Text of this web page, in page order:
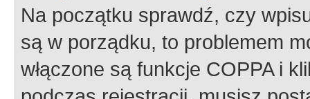
Na początku sprawdź, czy
są w porządku, to problemem
włączone są funkcje COPPA i